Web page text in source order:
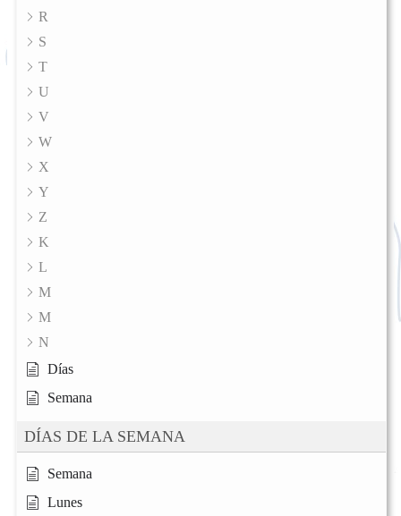
R
S
T
U
V
W
X
Y
Z
K
L
M
M
N
Días
Semana
DÍAS DE LA SEMANA
Semana
Lunes